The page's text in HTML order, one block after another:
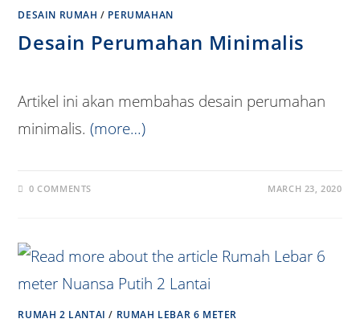
DESAIN RUMAH / PERUMAHAN
Desain Perumahan Minimalis
Artikel ini akan membahas desain perumahan
minimalis.(more…)
0 COMMENTS MARCH 23, 2020
RUMAH 2 LANTAI / RUMAH LEBAR 6 METER